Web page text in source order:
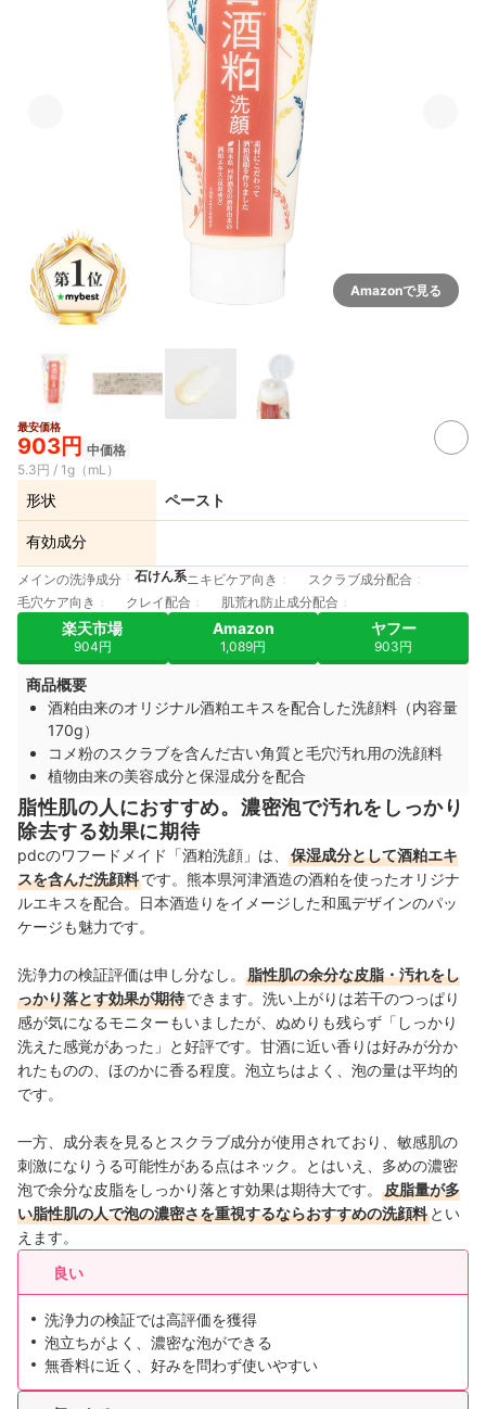
Amazonで見る
最安価格
903円 中価格
5.3円 / 1g（mL）
形状 ペースト
有効成分
メインの洗浄成分 石けん系ニキビケア向き
スクラブ成分配合
毛穴ケア向き
クレイ配合 肌荒れ防止成分配合
楽天市場
904円
Amazon
1,089円
ヤフー
903円
商品概要
酒粕由来のオリジナル酒粕エキスを配合した洗顔料（内容量
170g）
コメ粉のスクラブを含んだ古い角質と毛穴汚れ用の洗顔料
植物由来の美容成分と保湿成分を配合
脂性肌の人におすすめ。濃密泡で汚れをしっかり
除去する効果に期待
pdcのワフードメイド「酒粕洗顔」は、
保湿成分として酒粕エキ
スを含んだ洗顔料です。熊本県河津酒造の酒粕を使ったオリジナ
ルエキスを配合。日本酒造りをイメージした和風デザインのパッ
ケージも魅力です。
洗浄力の検証評価は申し分なし。
脂性肌の余分な皮脂・汚れをし
っかり落とす効果が期待できます。洗い上がりは若干のつっぱり
感が気になるモニターもいましたが、ぬめりも残らず「しっかり
洗えた感覚があった」と好評です。甘酒に近い香りは好みが分か
れたものの、ほのかに香る程度。泡立ちはよく、泡の量は平均的
です。
一方、成分表を見るとスクラブ成分が使用されており、敏感肌の
刺激になりうる可能性がある点はネック。
とはいえ、多めの濃密
泡で余分な皮脂をしっかり落とす効果は期待大です。
皮脂量が多
い脂性肌の人で泡の濃密さを重視するならおすすめの洗顔料 とい
えます。
良い
洗浄力の検証では高評価を獲得
泡立ちがよく、濃密な泡ができる
無香料に近く、好みを問わず使いやすい